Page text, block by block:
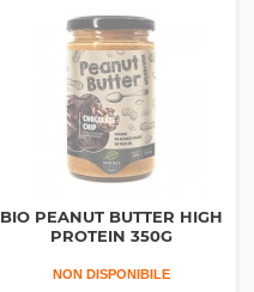
BIO PEANUT BUTTER HIGH
PROTEIN 350G
NON DISPONIBILE